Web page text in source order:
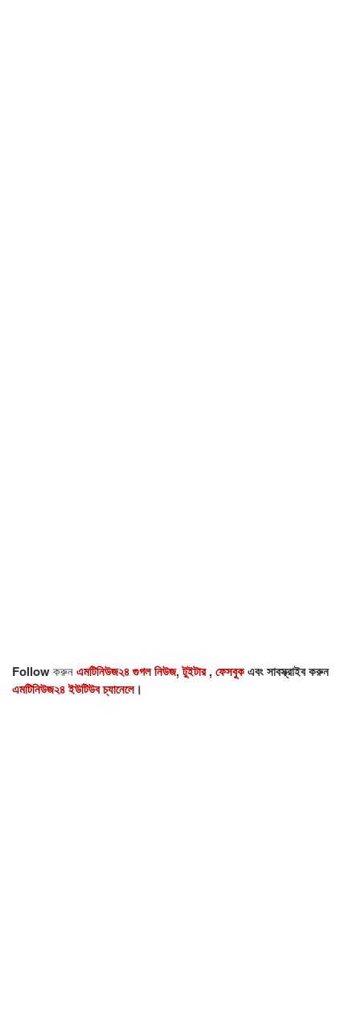
Followকরুনএমটিনিউজ২৪ গুগল নিউজ,টুইটার,ফেসবুকএবং সাবস্ক্রাইব করুন
এমটিনিউজ২৪ ইউটিউব চ্যানেলে।